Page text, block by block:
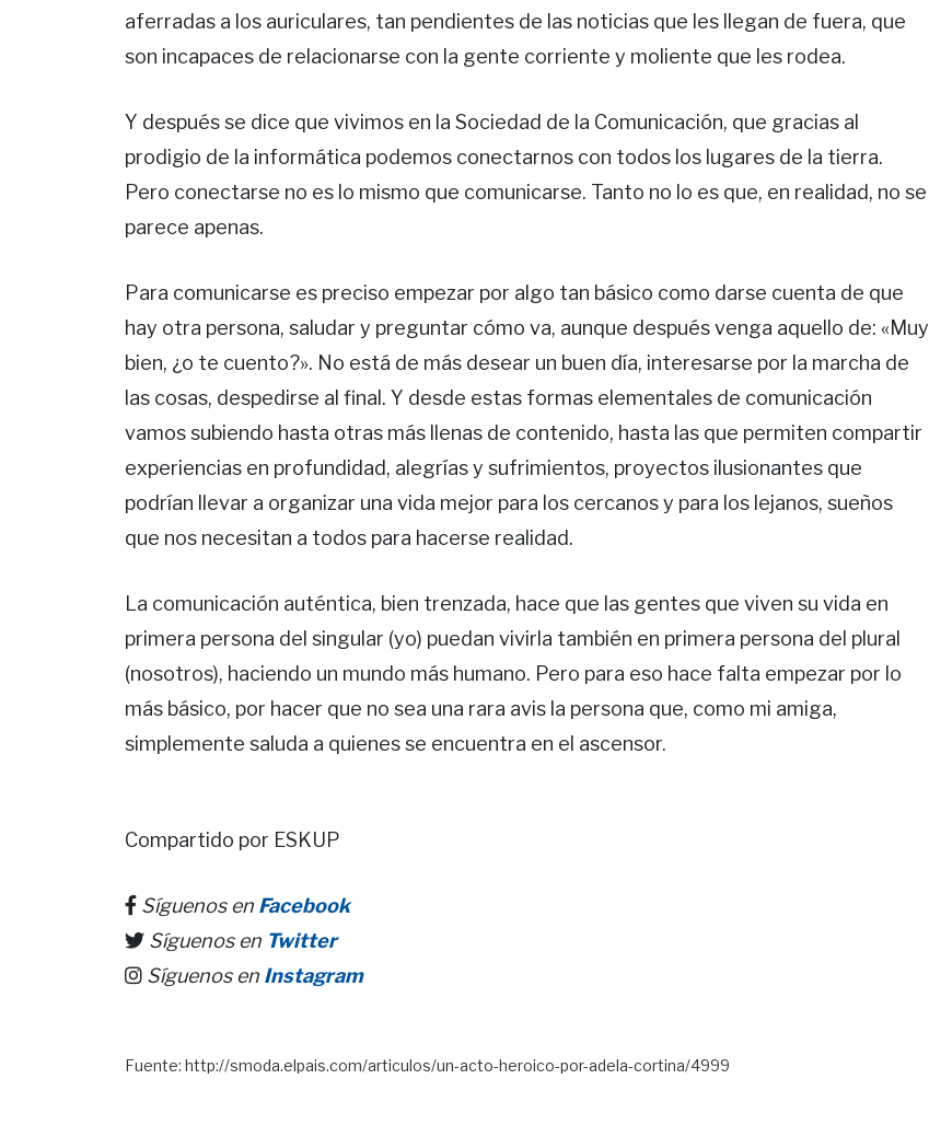
aferradas a los auriculares, tan pendientes de las noticias que les llegan de fuera, que
son incapaces de relacionarse con la gente corriente y moliente que les rodea.
Y después se dice que vivimos en la Sociedad de la Comunicación, que gracias al
prodigio de la informática podemos conectarnos con todos los lugares de la tierra.
Pero conectarse no es lo mismo que comunicarse. Tanto no lo es que, en realidad, no se
parece apenas.
Para comunicarse es preciso empezar por algo tan básico como darse cuenta de que
hay otra persona, saludar y preguntar cómo va, aunque después venga aquello de: «Muy
bien, ¿o te cuento?». No está de más desear un buen día, interesarse por la marcha de
las cosas, despedirse al final. Y desde estas formas elementales de comunicación
vamos subiendo hasta otras más llenas de contenido, hasta las que permiten compartir
experiencias en profundidad, alegrías y sufrimientos, proyectos ilusionantes que
podrían llevar a organizar una vida mejor para los cercanos y para los lejanos, sueños
que nos necesitan a todos para hacerse realidad.
La comunicación auténtica, bien trenzada, hace que las gentes que viven su vida en
primera persona del singular (yo) puedan vivirla también en primera persona del plural
(nosotros), haciendo un mundo más humano. Pero para eso hace falta empezar por lo
más básico, por hacer que no sea una rara avis la persona que, como mi amiga,
simplemente saluda a quienes se encuentra en el ascensor.
Compartido por ESKUP
Síguenos en Facebook
Síguenos en Twitter
Síguenos en Instagram
Fuente: http://smoda.elpais.com/articulos/un-acto-heroico-por-adela-cortina/4999